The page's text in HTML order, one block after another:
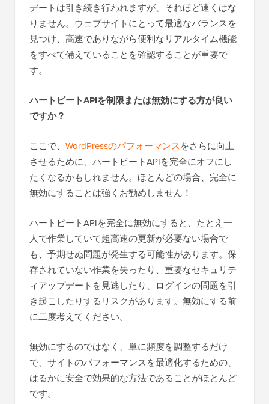
デートは引き続き行われますが、それほど速くはな
りません。ウェブサイトにとって最適なバランスを
見つけ、高速でありながら便利なリアルタイム機能
をすべて備えていることを確認することが重要で
す。
ハートビートAPIを制限または無効にする方が良い
ですか？
ここで、 WordPressのパフォーマンスをさらに向上
させるために、ハートビートAPIを完全にオフにし
たくなるかもしれません。ほとんどの場合、完全に
無効にすることは強くお勧めしません！
ハートビートAPIを完全に無効にすると、たとえ一
人で作業していて超高速の更新が必要ない場合で
も、予期せぬ問題が発生する可能性があります。保
存されていない作業を失ったり、重要なセキュリテ
ィアップデートを見逃したり、ログインの問題を引
き起こしたりするリスクがあります。無効にする前
に二度考えてください。
無効にするのではなく、単に頻度を調整するだけ
で、サイトのパフォーマンスを最適化するための、
はるかに安全で効果的な方法であることがほとんど
です。